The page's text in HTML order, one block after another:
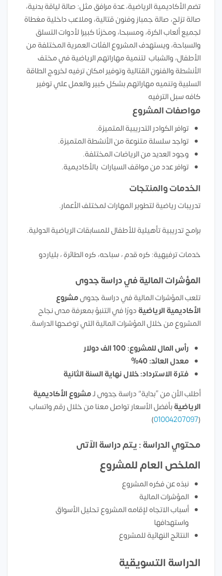
تضم الأكاديمية الرياضية، عدة مرافق مثل: صالة لياقة بدنية،
صالة تزلج، صالة جمباز وفنون قتالية، وملاعب داخلية مغطاة
لجميع ألعاب الكرة، ومسبحا، ومخزنًا كبيرا لأدوات التسلق
والسباحة، ويستهدف المشروع الفئات العمرية المختلفة من
الأطفال، والشباب لتنمية مهاراتهم الرياضية في مختف
الأنشطة والفنون القتالية وتوفير امكان ترفيه لخروج الطاقة
السلبية وتنميه مهاراتهم بشكل كبير والعمل علي توفير
كافه سبل الترفيه
مواصفات المشروع
توافر الكوادر التدريبية المتميزة.
تواجد سلسلة متنوعة من الأنشطة المتميزة.
وجود العديد من الرياضات المختلفة.
توافر عدد من مواقف السيارات بالأكاديمية.
الخدمات والمنتجات
تدريبات رياضية لتطوير المهارات لمختلف الأعمار.
برامج تدريبية تأهيلية للأطفال للمسابقات الرياضية الدولية.
خدمات ترفيهية: كره قدم ، سباحه، كره الطائرة ، بلياردو
المؤشرات المالية في دراسة جدوى
تلعب المؤشرات المالية في دراسة جدوىمشروع
الأكاديمية الرياضية دورًا في التنبؤ بمعرفة مدى نجاح
المشروع من خلال المؤشرات المالية التي توضحها الدراسة.
رأس المال للمشروع: 100 الف دولار
معدل العائد: 40%
فترة الاسترداد: خلال نهاية السنة الثانية
أطلب الأن من “بداية” دراسة جدوى لـمشروع الأكاديمية
الرياضيةبأفضل الأسعار تواصل معنا من خلال رقم واتساب
(
01004207097
)
محتوي الدراسة : يتم دراسة الآتى
الملخص العام للمشروع
نبذه عن فكره المشروع
المؤشرات المالية
أسباب الاتجاه لإقامه المشروع تحليل الأسواق
واستهدافها
النتائج النهائية للمشروع
الدراسة التسويقية